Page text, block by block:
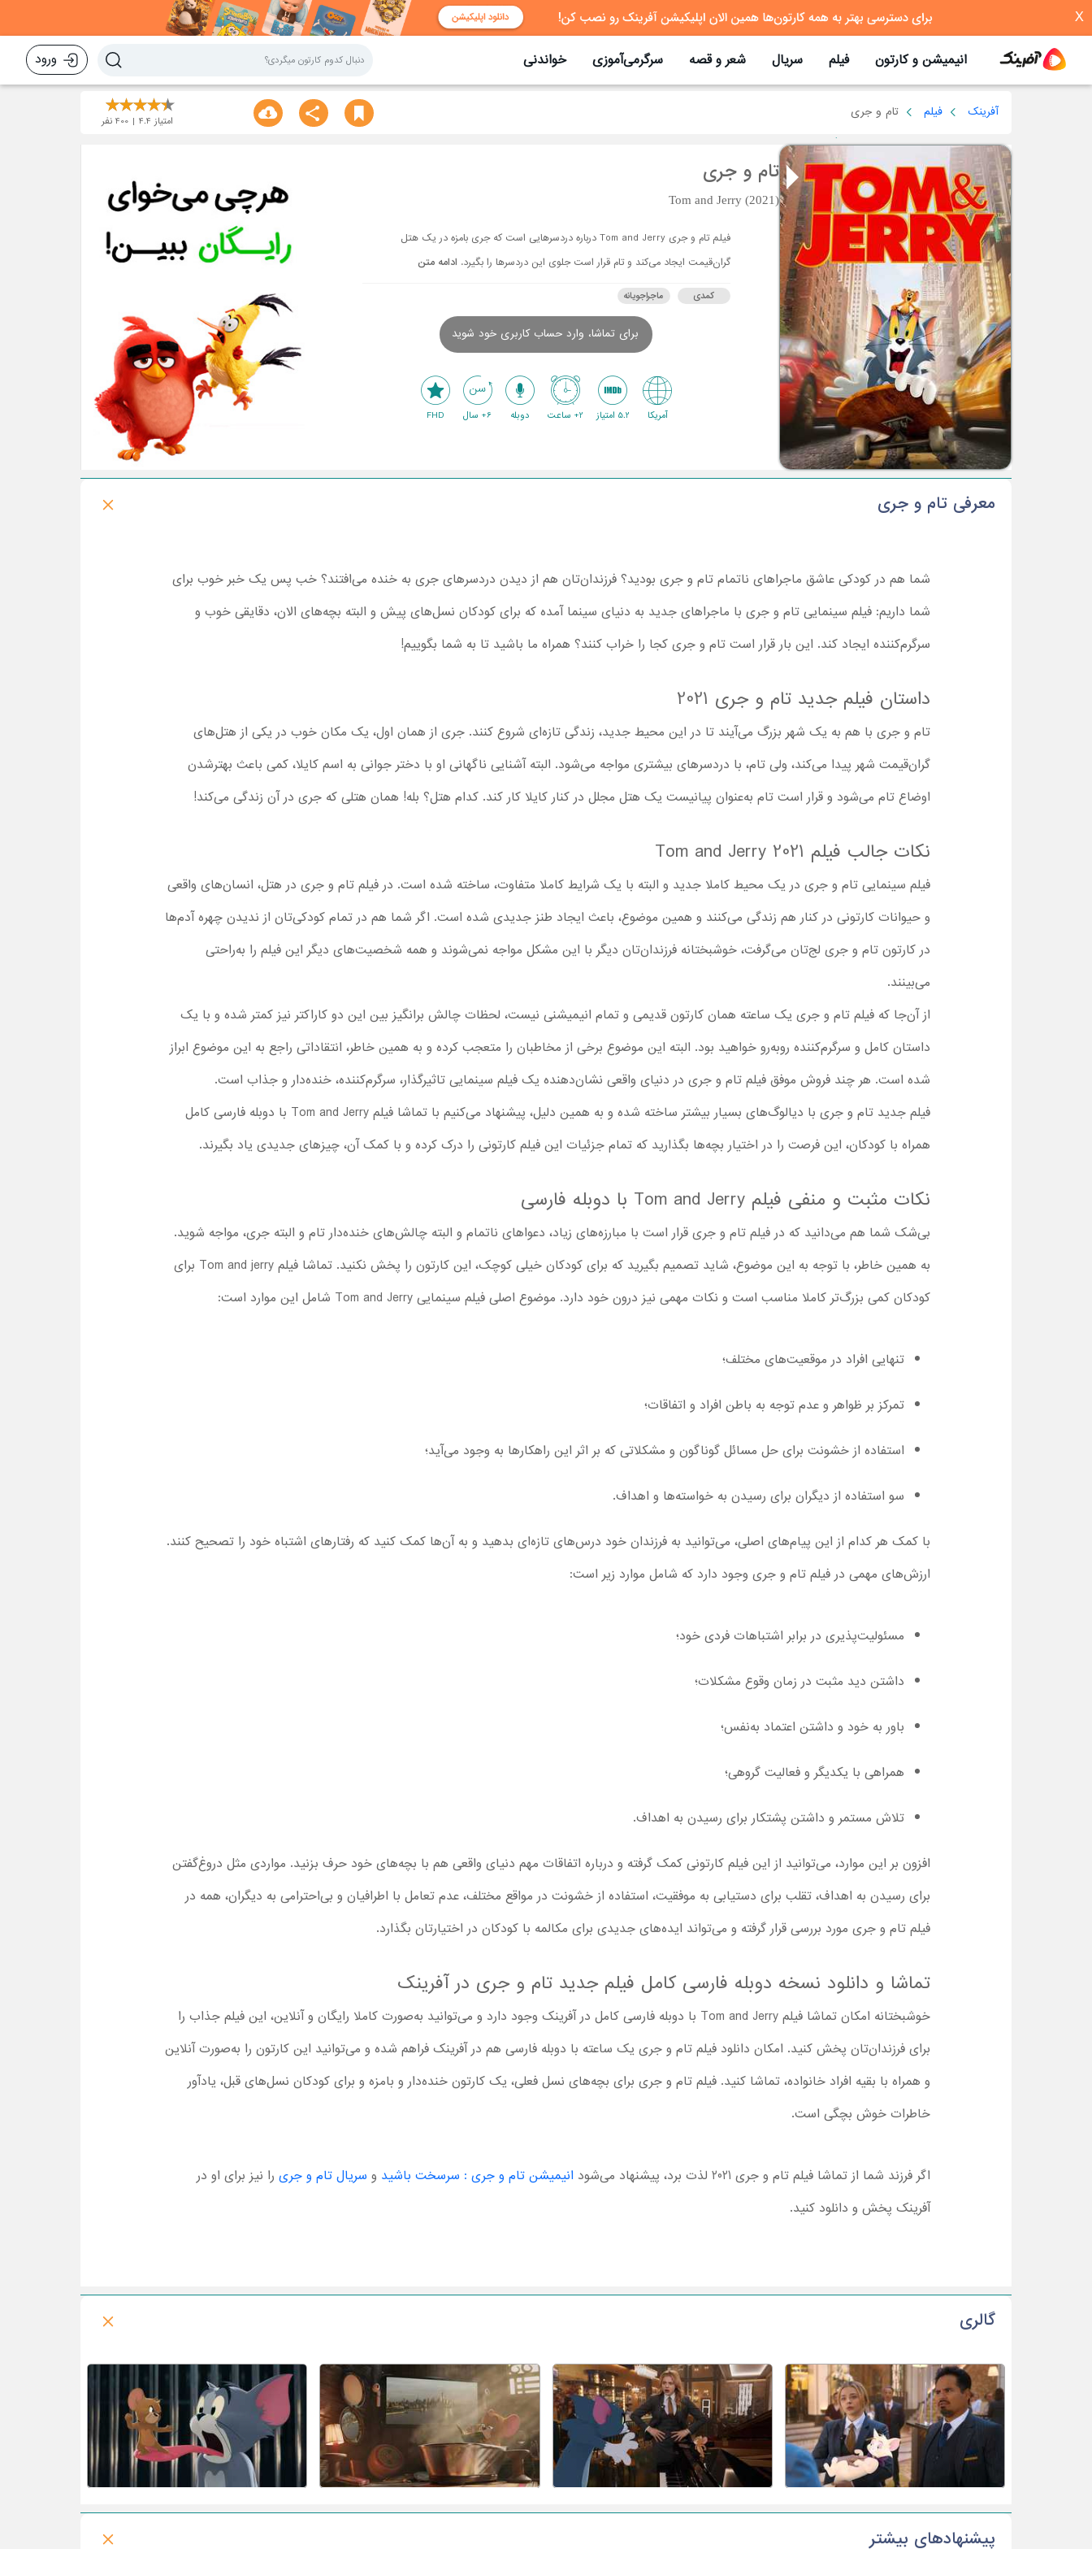
X
انیمیشن و کارتون فیلم سریال شعر و قصه سرگرمی‌آموزی خواندنی ورود
آفرینک فیلم تام و جری
امتیاز 4.4
400نفر
تام و جری
Tom and Jerry (2021)
فیلم تام و جری Tom and Jerry درباره دردسرهایی است که جری بامزه در یک هتل
گران‌قیمت ایجاد می‌کند و تام قرار است جلوی این دردسرها را بگیرد. ادامه متن
کمدی ماجراجویانه
برای تماشا، وارد حساب کاربری خود شوید
آمریکا 5.2 امتیاز 2+ ساعت دوبله 6+ سال FHD
معرفی تام و جری
شما هم در کودکی عاشق ماجراهای ناتمام تام و جری بودید؟ فرزندان‌تان هم از دیدن دردسرهای جری به خنده می‌افتند؟ خب پس یک خبر خوب برای
شما داریم: فیلم سینمایی تام و جری با ماجراهای جدید به دنیای سینما آمده که برای کودکان نسل‌های پیش و البته بچه‌های الان، دقایقی خوب و
سرگرم‌کننده ایجاد کند. این بار قرار است تام و جری کجا را خراب کنند؟ همراه ما باشید تا به شما بگوییم!
داستان فیلم جدید تام و جری 2021
تام و جری با هم به یک شهر بزرگ می‌آیند تا در این محیط جدید، زندگی تازه‌ای شروع کنند. جری از همان اول، یک مکان خوب در یکی از هتل‌های
گران‌قیمت شهر پیدا می‌کند، ولی تام، با دردسرهای بیشتری مواجه می‌شود. البته آشنایی ناگهانی او با دختر جوانی به اسم کایلا، کمی باعث بهترشدن
اوضاع تام می‌شود و قرار است تام به‌عنوان پیانیست یک هتل مجلل در کنار کایلا کار کند. کدام هتل؟ بله! همان هتلی که جری در آن زندگی می‌کند!
نکات جالب فیلم Tom and Jerry 2021
فیلم سینمایی تام و جری در یک محیط کاملا جدید و البته با یک شرایط کاملا متفاوت، ساخته شده است. در فیلم تام و جری در هتل، انسان‌های واقعی
و حیوانات کارتونی در کنار هم‌ زندگی می‌کنند و همین موضوع، باعث ایجاد طنز جدیدی شده است. اگر شما هم در تمام کودکی‌تان از ندیدن چهره آدم‌ها
در کارتون تام و جری لج‌تان می‌گرفت، خوشبختانه فرزندان‌تان دیگر با این مشکل مواجه نمی‌شوند و همه شخصیت‌های دیگر این فیلم را به‌راحتی
می‌بینند.
از آن‌جا که فیلم تام و جری یک ساعته همان کارتون قدیمی و تمام انیمیشنی نیست، لحظات چالش‌ برانگیز بین این دو کاراکتر نیز کمتر شده و با یک
داستان کامل و سرگرم‌کننده روبه‌رو خواهید بود. البته این موضوع برخی از مخاطبان را متعجب کرده و به همین خاطر، انتقاداتی راجع به این موضوع ابراز
شده است. هر چند فروش موفق فیلم تام و جری در دنیای واقعی نشان‌دهنده یک فیلم سینمایی تاثیرگذار، سرگرم‌کننده، خنده‌دار و جذاب است.
فیلم جدید تام و جری با دیالوگ‌های بسیار بیشتر ساخته شده و به همین دلیل، پیشنهاد می‌کنیم با تماشا فیلم Tom and Jerry با دوبله فارسی کامل
همراه با کودکان، این فرصت را در اختیار بچه‌ها بگذارید که تمام جزئیات این فیلم کارتونی را درک کرده و با کمک آن، چیزهای جدیدی یاد بگیرند.
نکات مثبت و منفی فیلم Tom and Jerry با دوبله فارسی
بی‌شک شما هم می‌دانید که در فیلم تام و جری قرار است با مبارزه‌های زیاد، دعواهای ناتمام و البته چالش‌های خنده‌دار تام و البته جری، مواجه شوید.
به همین خاطر، با توجه به این موضوع، شاید تصمیم بگیرید که برای کودکان خیلی کوچک، این کارتون را پخش نکنید. تماشا فیلم Tom and jerry برای
کودکان کمی بزرگ‌تر کاملا مناسب است و نکات مهمی نیز درون خود دارد. موضوع اصلی فیلم سینمایی Tom and Jerry شامل این موارد است:
تنهایی افراد در موقعیت‌های مختلف؛
تمرکز بر ظواهر و عدم توجه به باطن افراد و اتفاقات؛
استفاده از خشونت برای حل مسائل گوناگون و مشکلاتی که بر اثر این راهکارها به وجود می‌آید؛
سو استفاده از دیگران برای رسیدن به خواسته‌ها و اهداف.
با کمک هر کدام از این پیام‌های اصلی، می‌توانید به فرزندان خود درس‌های تازه‌ای بدهید و به آن‌ها کمک کنید که رفتارهای اشتباه خود را تصحیح کنند.
ارزش‌های مهمی در فیلم تام و جری وجود دارد که شامل موارد زیر است:
مسئولیت‌پذیری در برابر اشتباهات فردی خود؛
داشتن دید مثبت در زمان وقوع مشکلات؛
باور به خود و داشتن اعتماد به‌نفس؛
همراهی با یکدیگر و فعالیت گروهی؛
تلاش مستمر و داشتن پشتکار برای رسیدن به اهداف.
افزون بر این موارد، می‌توانید از این فیلم کارتونی کمک گرفته و درباره اتفاقات مهم دنیای واقعی هم با بچه‌های خود حرف بزنید. مواردی مثل دروغ‌گفتن
برای رسیدن به اهداف، تقلب برای دستیابی به موفقیت، استفاده از خشونت در مواقع مختلف، عدم تعامل با اطرافیان و بی‌احترامی به دیگران، همه در
فیلم تام و جری مورد بررسی قرار گرفته و می‌تواند ایده‌های جدیدی برای مکالمه با کودکان در اختیارتان بگذارد.
تماشا و دانلود نسخه دوبله فارسی کامل فیلم جدید تام و جری در آفرینک
خوشبختانه امکان تماشا فیلم Tom and Jerry با دوبله فارسی کامل در آفرینک وجود دارد و می‌توانید به‌صورت کاملا رایگان و آنلاین، این فیلم جذاب را
برای فرزندان‌تان پخش کنید. امکان دانلود فیلم تام و جری یک ساعته با دوبله فارسی هم در آفرینک فراهم شده و می‌توانید این کارتون را به‌صورت آنلاین
و همراه با بقیه افراد خانواده، تماشا کنید. فیلم تام و جری برای بچه‌های نسل فعلی، یک کارتون خنده‌دار و بامزه و برای کودکان نسل‌های قبل، یادآور
خاطرات خوش بچگی است.
اگر فرزند شما از تماشا فیلم تام و جری 2021 لذت برد، پیشنهاد می‌شود انیمیشن تام و جری : سرسخت باشید و سریال تام و جری را نیز برای او در
آفرینک پخش و دانلود کنید.
گالری
پیشنهادهای بیشتر